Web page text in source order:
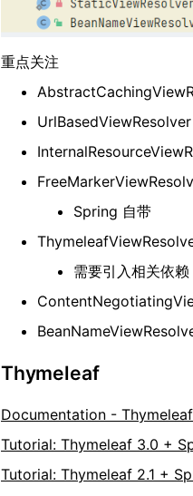
重点关注
UrlBasedViewResolver
Spring 自带
需要引入相关依赖
Thymeleaf
Documentation - Thymeleaf
Tutorial: Thymeleaf 3.0 +
Tutorial: Thymeleaf 2.1 +